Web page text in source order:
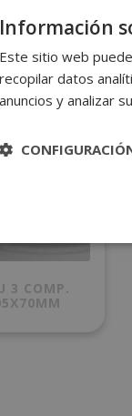
productos
3 COMP.
Información
Este sitio web
recopilar datos
anuncios y analizar